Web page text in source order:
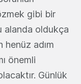
gibi bir
alanda oldukça
henüz adım
önemli
Günlük